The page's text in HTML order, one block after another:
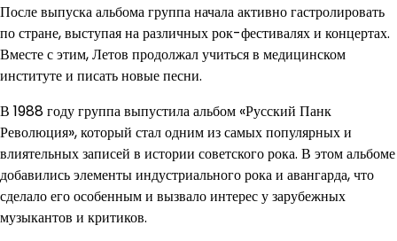
После выпуска альбома группа начала активно гастролировать
по стране, выступая на различных рок-фестивалях и концертах.
Вместе с этим, Летов продолжал учиться в медицинском
институте и писать новые песни.
В 1988 году группа выпустила альбом «Русский Панк
Революция», который стал одним из самых популярных и
влиятельных записей в истории советского рока. В этом альбоме
добавились элементы индустриального рока и авангарда, что
сделало его особенным и вызвало интерес у зарубежных
музыкантов и критиков.